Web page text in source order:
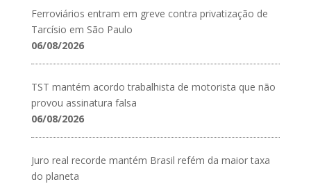
Ferroviários entram em greve contra privatização de
Tarcísio em São Paulo
06/08/2026
TST mantém acordo trabalhista de motorista que não
provou assinatura falsa
06/08/2026
Juro real recorde mantém Brasil refém da maior taxa
do planeta